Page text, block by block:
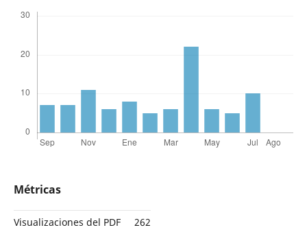
Métricas
Visualizaciones del PDF 262